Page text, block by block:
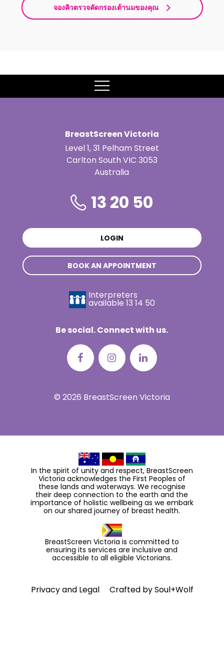
จองคิวตรวจคัดกรองเต้านมของคุณ
BreastScreen Victoria
Level 1, 31 Pelham Street
Carlton South VIC 3053
Australia
13 20 50
LOGIN
BOOK AN APPOINTMENT
Interpreters
available 13 14 50
Be social. Connect with us.
© 2026 BreastScreen Victoria
In the spirit of unity and respect, BreastScreen
Victoria acknowledges the First Peoples of
these lands and waterways. We recognise
their deep connection to the earth and the
importance of holistic wellbeing as we embark
on our shared journey of breast health.
BreastScreen Victoria is committed to
ensuring its services are inclusive and
accessible to all eligible Victorians.
Privacy and Legal Crafted bySoul+Wolf